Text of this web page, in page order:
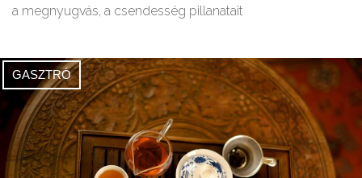
a megnyugvás, a csendesség pillanatait
GASZTRÓ